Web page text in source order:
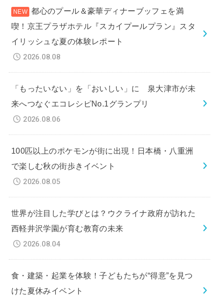
都心のプール＆豪華ディナーブッフェを満
喫！京王プラザホテル『スカイプールプラン』スタ
イリッシュな夏の体験レポート
2026.08.08
「もったいない」を「おいしい」に 泉大津市が未
来へつなぐエコレシピNo.1グランプリ
2026.08.06
100匹以上のポケモンが街に出現！日本橋・八重洲
で楽しむ秋の街歩きイベント
2026.08.05
世界が注目した学びとは？ウクライナ政府が訪れた
西軽井沢学園が育む教育の未来
2026.08.04
食・建築・起業を体験！子どもたちが“得意”を見つ
けた夏休みイベント